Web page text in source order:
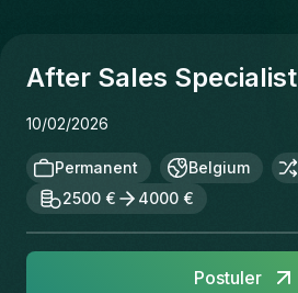
After Sales Specialist
10/02/2026
Permanent Belgium
2500 €
4000 €
Postuler